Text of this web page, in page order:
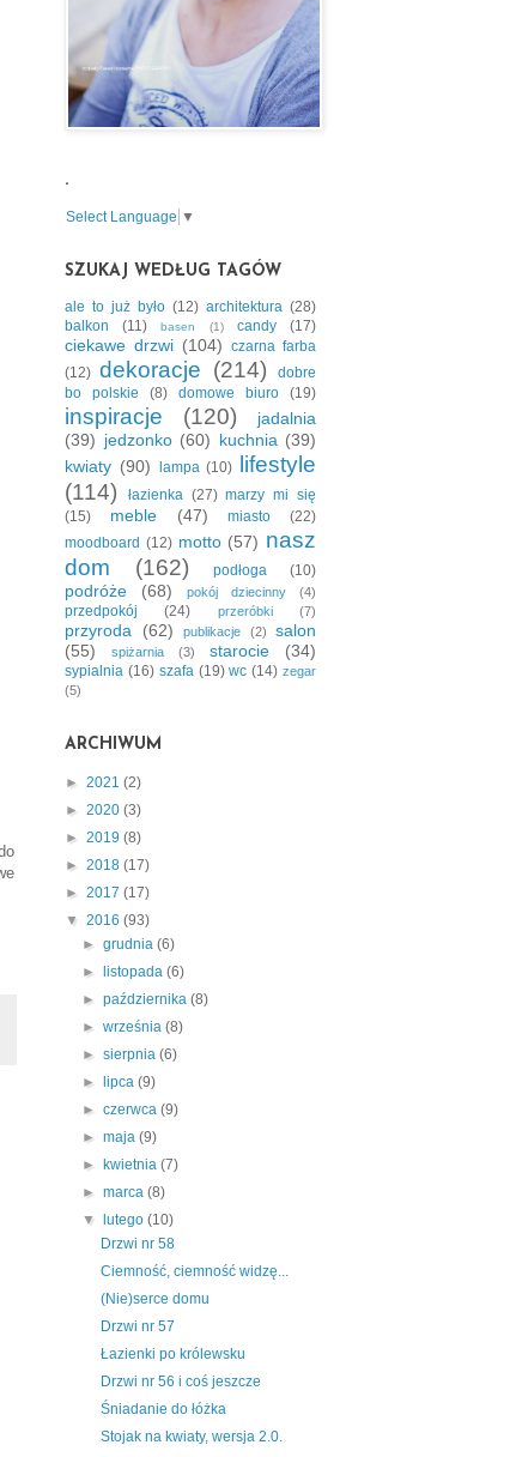
.
Select Language ▼
SZUKAJ WEDŁUG TAGÓW
ale to już było (12) architektura (28)
balkon
(11) basen (1) candy (17)
ciekawe drzwi (104) czarna farba
(12) dekoracje (214)
dobre
bo polskie
(8) domowe biuro (19)
inspiracje (120)
jadalnia
(39) jedzonko (60) kuchnia (39)
kwiaty (90) lampa (10) lifestyle
(114)
łazienka (27) marzy mi się
(15)
meble (47) miasto
(22)
moodboard (12) motto (57) nasz
dom
(162) podłoga (10)
podróże (68) pokój dziecinny (4)
przedpokój (24) przeróbki (7)
przyroda (62) publikacje (2)
salon
(55)
spiżarnia (3) starocie (34)
sypialnia (16) szafa (19) wc (14) zegar
(5)
ARCHIWUM
► 2021 (2)
► 2020 (3)
► 2019 (8)
► 2018 (17)
► 2017 (17)
▼ 2016 (93)
►grudnia(6)
►listopada(6)
►października(8)
►września(8)
►sierpnia(6)
►lipca(9)
►czerwca(9)
►maja(9)
►kwietnia(7)
►marca(8)
▼lutego(10)
Drzwi nr 58
Ciemność, ciemność widzę...
(Nie)serce domu
Drzwi nr 57
Łazienki po królewsku
Drzwi nr 56 i coś jeszcze
Śniadanie do łóżka
Stojak na kwiaty, wersja 2.0.